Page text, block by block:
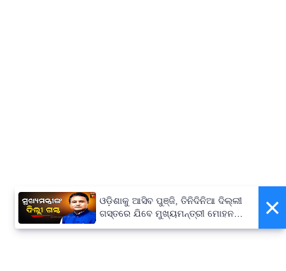
×
ଓଡ଼ିଶାକୁ ଆସିବ ପୁଞ୍ଜି, ତିନିଦିନିଆ ଦିଲ୍ଲୀ
ଗସ୍ତରେ ଯିବେ ମୁଖ୍ୟମନ୍ତ୍ରୀ ମୋହନ
ମାଝୀ